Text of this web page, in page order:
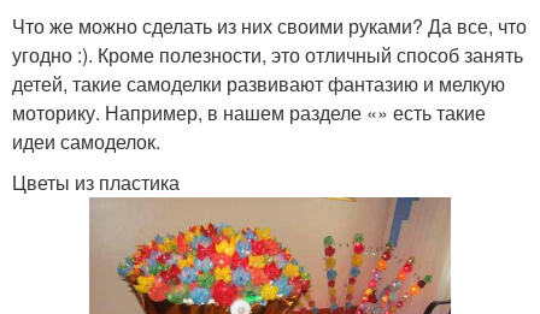
Что же можно сделать из них своими руками? Да все, что
угодно :). Кроме полезности, это отличный способ занять
детей, такие самоделки развивают фантазию и мелкую
моторику. Например, в нашем разделе «» есть такие
идеи самоделок.
Цветы из пластика